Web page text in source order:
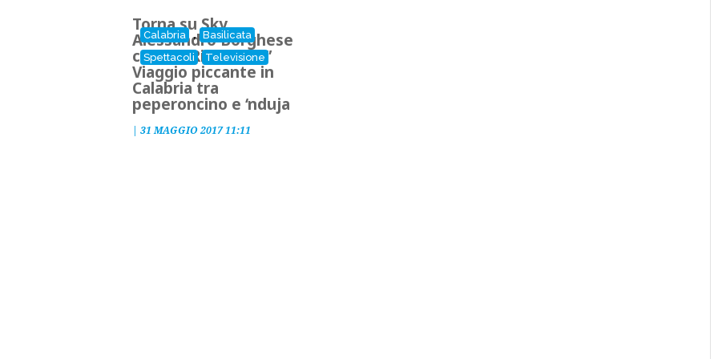
Calabria , Basilicata
Spettacoli
Televisione
Torna su Sky
Alessandro Borghese
con i “4 Ristoranti”
Viaggio piccante in
Calabria tra
peperoncino e ‘nduja
| 31 MAGGIO 2017 11:11